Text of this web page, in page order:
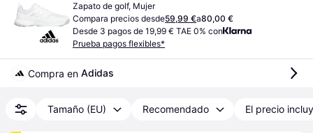
Zapato de golf, Mujer
Compara precios desde59,99 €a80,00 €
Desde 3 pagos de 19,99 € TAE 0% con
Prueba pagos flexibles*
Compra en Adidas
Tamaño (EU) Recomendado El precio